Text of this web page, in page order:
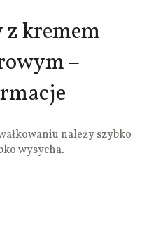
kremem
–
należy szybko
wysycha.